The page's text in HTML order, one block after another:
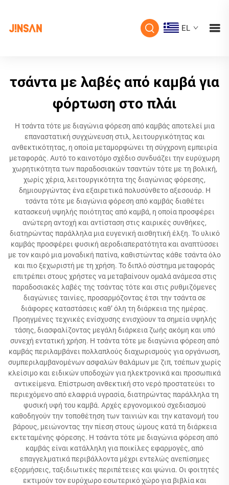
EL
τσάντα με λαβές από καμβά για
φόρτωση στο πλάι
Η τσάντα τότε με διαγώνια φόρεση από καμβάς αποτελεί μια
επαναστατική συγχώνευση στιλ, λειτουργικότητας και
ανθεκτικότητας, η οποία μεταμορφώνει τη σύγχρονη εμπειρία
μεταφοράς. Αυτό το καινοτόμο σχέδιο συνδυάζει την ευρύχωρη
χωρητικότητα των παραδοσιακών τσαντών τότε με τη βολική,
χωρίς χέρια, λειτουργικότητα της διαγώνιας φόρεσης,
δημιουργώντας ένα εξαιρετικά πολυσύνθετο αξεσουάρ. Η
τσάντα τότε με διαγώνια φόρεση από καμβάς διαθέτει
κατασκευή υψηλής ποιότητας από καμβά, η οποία προσφέρει
ανώτερη αντοχή και αντίσταση στις καιρικές συνθήκες,
διατηρώντας παράλληλα μια ευγενική αισθητική έλξη. Το υλικό
καμβάς προσφέρει φυσική αεροδιαπερατότητα και αναπτύσσει
με τον καιρό μια μοναδική πατίνα, καθιστώντας κάθε τσάντα όλο
και πιο ξεχωριστή με τη χρήση. Το διπλό σύστημα μεταφοράς
επιτρέπει στους χρήστες να μεταβαίνουν ομαλά ανάμεσα στις
παραδοσιακές λαβές της τσάντας τότε και στις ρυθμιζόμενες
διαγώνιες ταινίες, προσαρμόζοντας έτσι την τσάντα σε
διάφορες καταστάσεις καθ’ όλη τη διάρκεια της ημέρας.
Προηγμένες τεχνικές ενίσχυσης ενισχύουν τα σημεία υψηλής
τάσης, διασφαλίζοντας μεγάλη διάρκεια ζωής ακόμη και υπό
συνεχή εντατική χρήση. Η τσάντα τότε με διαγώνια φόρεση από
καμβάς περιλαμβάνει πολλαπλούς διαχωρισμούς για οργάνωση,
συμπεριλαμβανομένων ασφαλών θαλάμων με ζιπ, τσέπων χωρίς
κλείσιμο και ειδικών υποδοχών για ηλεκτρονικά και προσωπικά
αντικείμενα. Επίστρωση ανθεκτική στο νερό προστατεύει το
περιεχόμενο από ελαφριά υγρασία, διατηρώντας παράλληλα τη
φυσική υφή του καμβά. Αρχές εργονομικού σχεδιασμού
καθοδηγούν την τοποθέτηση των ταινιών και την κατανομή του
βάρους, μειώνοντας την πίεση στους ώμους κατά τη διάρκεια
εκτεταμένης φόρεσης. Η τσάντα τότε με διαγώνια φόρεση από
καμβάς είναι κατάλληλη για ποικίλες εφαρμογές, από
επαγγελματικά περιβάλλοντα μέχρι εντελώς ανεπίσημες
εξορμήσεις, ταξιδιωτικές περιπέτειες και ψώνια. Οι φοιτητές
εκτιμούν τον ευρύχωρο εσωτερικό χώρο για βιβλία και